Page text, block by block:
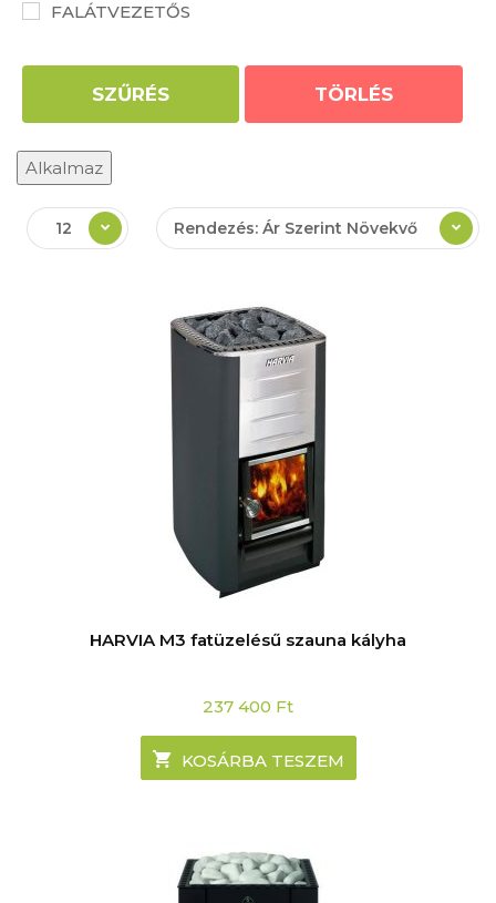
FALÁTVEZETŐS
SZŰRÉS TÖRLÉS
Alkalmaz
Rendezés: Ár Szerint Növekvő
12
HARVIA M3 fatüzelésű szauna kályha
237 400 Ft
KOSÁRBA TESZEM